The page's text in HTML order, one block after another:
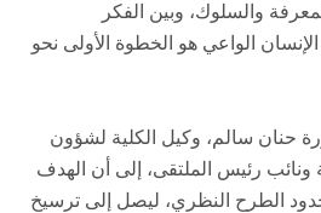
والسلوك، وبين الفكر
الواعي هو الخطوة الأولى نحو
حنان سالم، وكيل الكلية لشؤون
ونائب رئيس الملتقى، إلى أن الهدف
الطرح النظري، ليصل إلى ترسيخ